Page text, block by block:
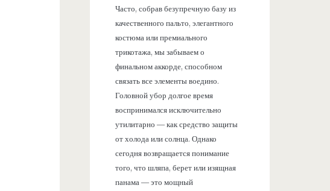
Часто, собрав безупречную базу из
качественного пальто, элегантного
костюма или премиального
трикотажа, мы забываем о
финальном аккорде, способном
связать все элементы воедино.
Головной убор долгое время
воспринимался исключительно
утилитарно — как средство защиты
от холода или солнца. Однако
сегодня возвращается понимание
того, что шляпа, берет или изящная
панама — это мощный